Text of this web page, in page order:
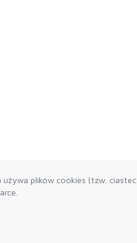
plików cookies (tzw.